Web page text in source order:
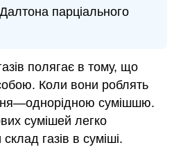
парціального
полягає в тому, що
Коли вони роблять
сумішшю.
сумішей легко
газів в суміші.